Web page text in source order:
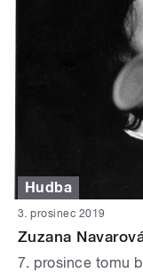
Hudba
3. prosinec 2019
Zuzana
7. prosince tomu